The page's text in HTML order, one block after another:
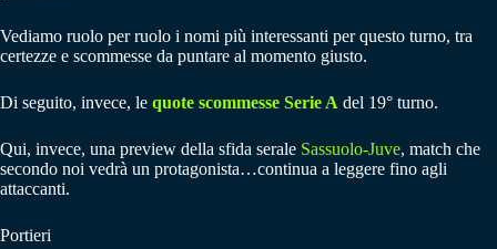
Vediamo ruolo per ruolo i nomi più interessanti per questo turno, tra
certezze e scommesse da puntare al momento giusto.
Di seguito, invece, le quote scommesse Serie A del 19° turno.
Qui, invece, una preview della sfida serale Sassuolo-Juve, match che
secondo noi vedrà un protagonista…continua a leggere fino agli
attaccanti.
Portieri